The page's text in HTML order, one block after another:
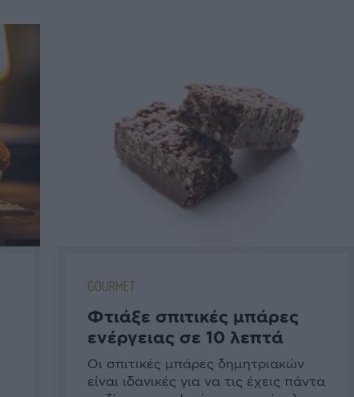
GOURMET
Φτιάξε σπιτικές μπάρες
ενέργειας σε 10 λεπτά
Οι σπιτικές μπάρες δημητριακών
είναι ιδανικές για να τις έχεις πάντα